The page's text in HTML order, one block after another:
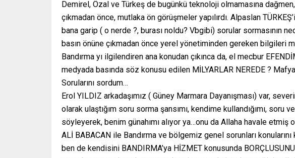
Demirel, Özal ve Türkeş de bugünkü teknoloji olmamasına
çıkmadan önce, mutlaka ön görüşmeler yapılırdı. Alpaslan
bana garip ( o nerde ?, burası noldu? Vbgibi) sorular sormasının
basın önüne çıkmadan önce yerel yönetiminden gereken bilgileri
Bandırma yı ilgilendiren ana konudan çıkınca da, el mecbur
medyada basında söz konusu edilen MİLYARLAR NEREDE ?
Sorularını sordum…
Erol YILDIZ arkadaşımız ( Güney Marmara Dayanışması) var,
olarak ulaştığım soru sorma şansımı, kendime kullandığımı, soru
söyleyerek, benim günahımı alıyor ya…onu da Allaha havale etmiş
ALİ BABACAN ile Bandırma ve bölgemiz genel sorunları
ben de kendisini BANDIRMA’ya HİZMET konusunda